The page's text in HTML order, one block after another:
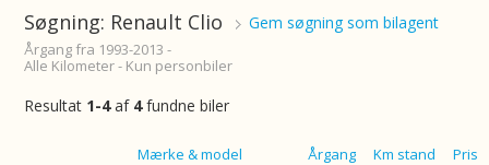
Søgning: Renault Clio Gem søgning som bilagent
Årgang fra 1993-2013 -
Alle Kilometer - Kun personbiler
Resultat 1-4af 4fundne biler
Mærke & model Årgang Km stand Pris